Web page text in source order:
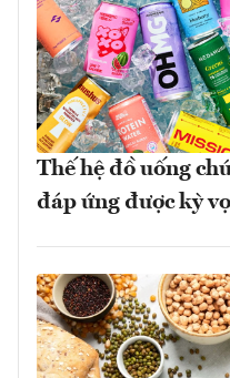
Thế hệ đồ uống
đáp ứng được kỳ